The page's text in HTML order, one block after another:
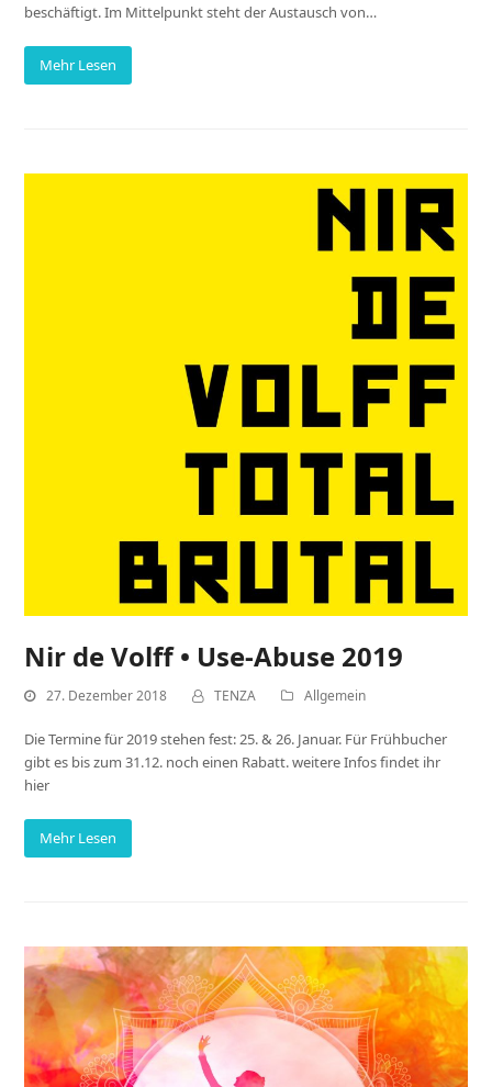
beschäftigt. Im Mittelpunkt steht der Austausch von…
Mehr Lesen
Nir de Volff • Use-Abuse 2019
27. Dezember 2018 TENZA Allgemein
Die Termine für 2019 stehen fest: 25. & 26. Januar. Für Frühbucher
gibt es bis zum 31.12. noch einen Rabatt. weitere Infos findet ihr
hier
Mehr Lesen